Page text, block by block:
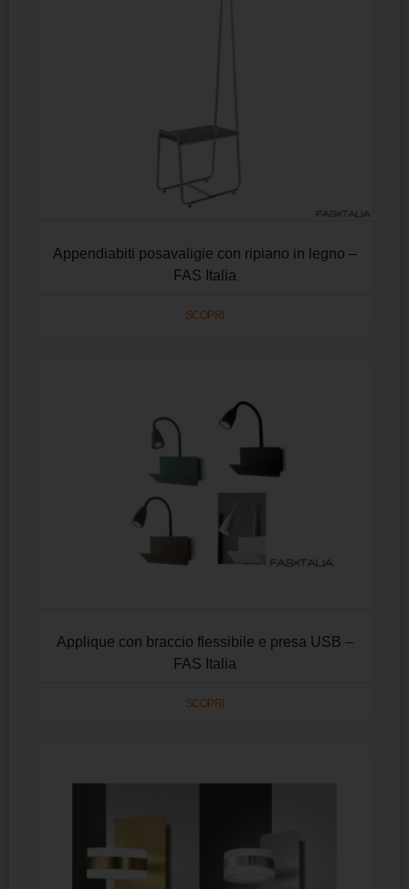
Appendiabiti posavaligie con ripiano in legno –
FAS Italia
SCOPRI
Applique con braccio flessibile e presa USB –
FAS Italia
SCOPRI